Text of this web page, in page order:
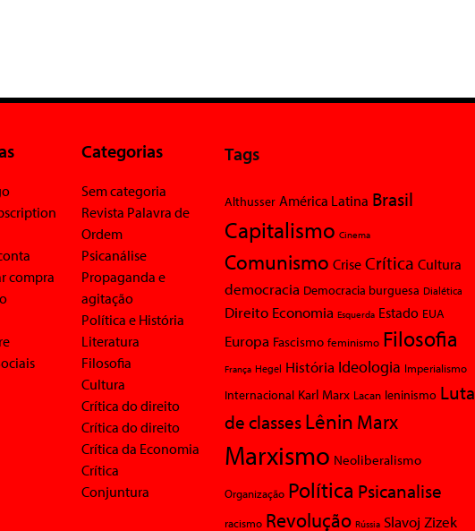
compra
Categorias
Sem categoria
Revista Palavra de
Ordem
Psicanálise
Propaganda e
agitação
Política e História
Literatura
Filosofia
Cultura
Crítica do direito
Crítica do direito
Crítica da Economia
Crítica
Conjuntura
Tags
Althusser América Latina Brasil
Capitalismo Cinema
Comunismo Crise Crítica Cultura
democracia Democracia burguesa Dialética
Direito Economia Esquerda Estado EUA
Europa Fascismo feminismo Filosofia
França Hegel História Ideologia Imperialismo
Internacional Karl Marx Lacan leninismo Luta
de classesLênin Marx
Marxismo Neoliberalismo
Organização Política Psicanalise
racismo Revolução Rússia Slavoj Zizek